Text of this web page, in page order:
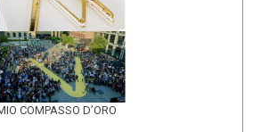
COMPASSO D’ORO